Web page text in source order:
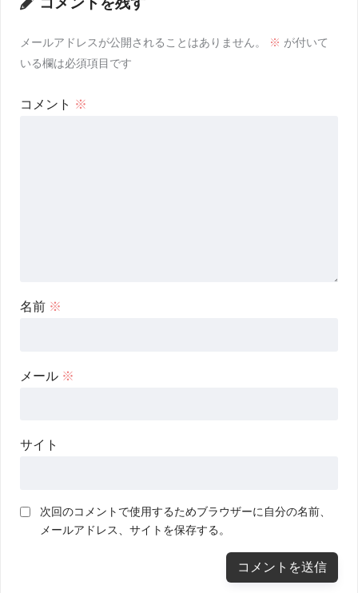
メールアドレスが公開されることはありません。 ※ が付いて
いる欄は必須項目です
コメント ※
名前 ※
メール ※
サイト
次回のコメントで使用するためブラウザーに自分の名前、
メールアドレス、サイトを保存する。